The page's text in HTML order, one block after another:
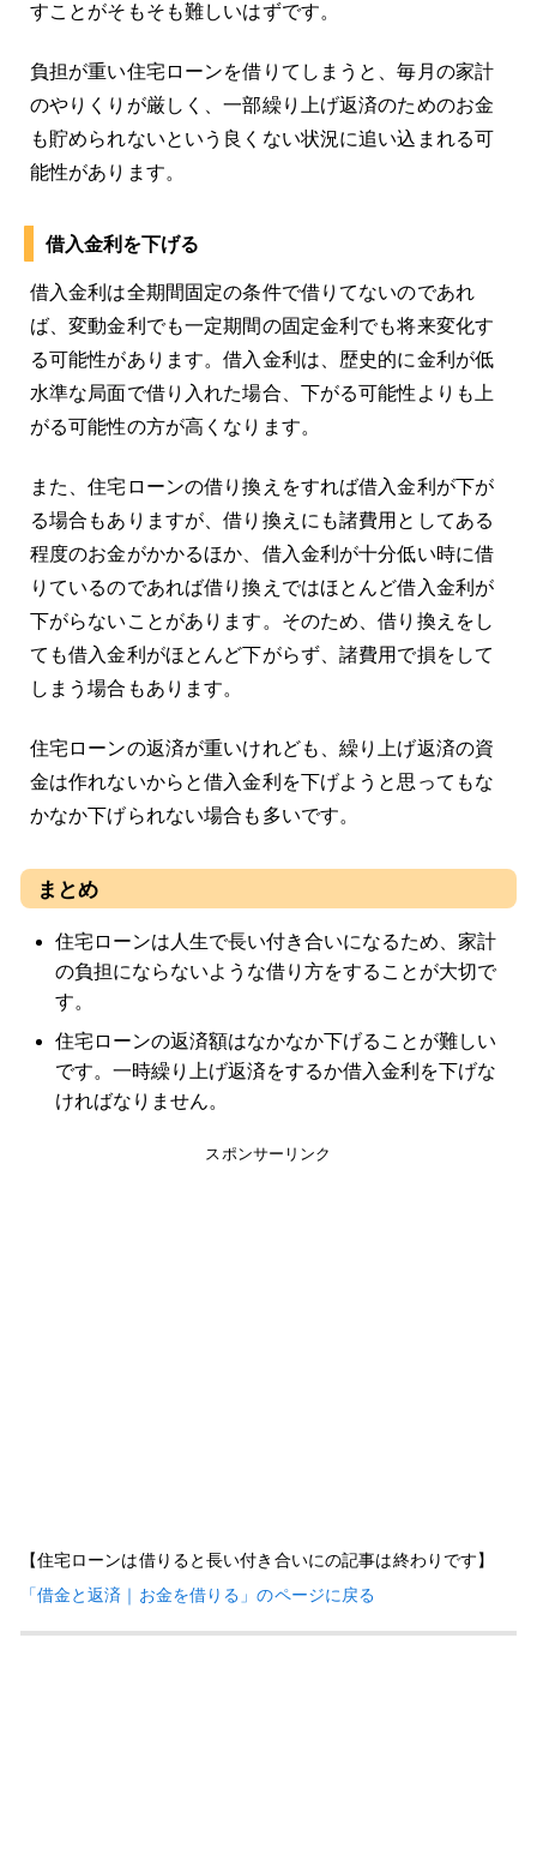
すことがそもそも難しいはずです。
負担が重い住宅ローンを借りてしまうと、毎月の家計
のやりくりが厳しく、一部繰り上げ返済のためのお金
も貯められないという良くない状況に追い込まれる可
能性があります。
借入金利を下げる
借入金利は全期間固定の条件で借りてないのであれ
ば、変動金利でも一定期間の固定金利でも将来変化す
る可能性があります。借入金利は、歴史的に金利が低
水準な局面で借り入れた場合、下がる可能性よりも上
がる可能性の方が高くなります。
また、住宅ローンの借り換えをすれば借入金利が下が
る場合もありますが、借り換えにも諸費用としてある
程度のお金がかかるほか、借入金利が十分低い時に借
りているのであれば借り換えではほとんど借入金利が
下がらないことがあります。そのため、借り換えをし
ても借入金利がほとんど下がらず、諸費用で損をして
しまう場合もあります。
住宅ローンの返済が重いけれども、繰り上げ返済の資
金は作れないからと借入金利を下げようと思ってもな
かなか下げられない場合も多いです。
まとめ
住宅ローンは人生で長い付き合いになるため、家計
の負担にならないような借り方をすることが大切で
す。
住宅ローンの返済額はなかなか下げることが難しい
です。一時繰り上げ返済をするか借入金利を下げな
ければなりません。
スポンサーリンク
【住宅ローンは借りると長い付き合いにの記事は終わりです】
「借金と返済｜お金を借りる」のページに戻る